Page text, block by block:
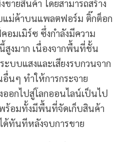
ายสินค้า โดยสามารถสร้าง
แม่ค้าบนแพลตฟอร์ม ติ๊กต็อก
มเมิร์ซ ซึ่งกำลังมีความ
งมาก เนื่องจากพื้นที่ชั้น
บบแสงและเสียงรบกวนจาก
นๆ ทำให้การกระจาย
อกไปสู่โลกออนไลน์เป็นไป
ร้อมทั้งมีพื้นที่จัดเก็บสินค้า
ด้ทันทีหลังจบการขาย